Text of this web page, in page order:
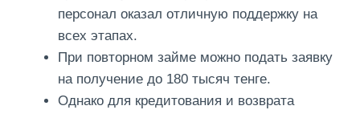
персонал оказал отличную поддержку на
всех этапах.
При повторном займе можно подать заявку
на получение до 180 тысяч тенге.
Однако для кредитования и возврата